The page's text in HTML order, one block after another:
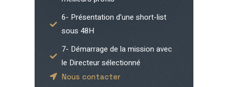
6- Présentation d'une short-list
sous 48H
7- Démarrage de la mission avec
le Directeur sélectionné
Nous contacter